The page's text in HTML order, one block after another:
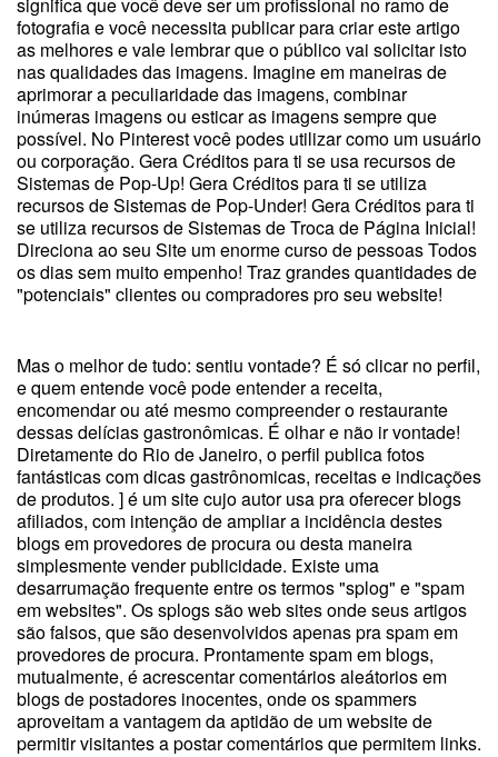
fotografia e você necessita publicar para criar este artigo
as melhores e vale lembrar que o público vai solicitar isto
nas qualidades das imagens. Imagine em maneiras de
aprimorar a peculiaridade das imagens, combinar
inúmeras imagens ou esticar as imagens sempre que
possível. No Pinterest você podes utilizar como um usuário
ou corporação. Gera Créditos para ti se usa recursos de
Sistemas de Pop-Up! Gera Créditos para ti se utiliza
recursos de Sistemas de Pop-Under! Gera Créditos para ti
se utiliza recursos de Sistemas de Troca de Página Inicial!
Direciona ao seu Site um enorme curso de pessoas Todos
os dias sem muito empenho! Traz grandes quantidades de
"potenciais" clientes ou compradores pro seu website!
Mas o melhor de tudo: sentiu vontade? É só clicar no perfil,
e quem entende você pode entender a receita,
encomendar ou até mesmo compreender o restaurante
dessas delícias gastronômicas. É olhar e não ir vontade!
Diretamente do Rio de Janeiro, o perfil publica fotos
fantásticas com dicas gastrônomicas, receitas e indicações
de produtos. ] é um site cujo autor usa pra oferecer blogs
afiliados, com intenção de ampliar a incidência destes
blogs em provedores de procura ou desta maneira
simplesmente vender publicidade. Existe uma
desarrumação frequente entre os termos "splog" e "spam
em websites". Os splogs são web sites onde seus artigos
são falsos, que são desenvolvidos apenas pra spam em
provedores de procura. Prontamente spam em blogs,
mutualmente, é acrescentar comentários aleátorios em
blogs de postadores inocentes, onde os spammers
aproveitam a vantagem da aptidão de um website de
permitir visitantes a postar comentários que permitem links.